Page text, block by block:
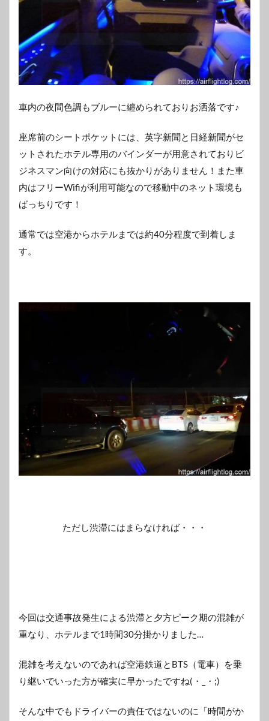
車内の夜間色調もブルーに纏められておりお洒落です♪
座席前のシートポケットには、英字新聞と日経新聞がセ
ットされたホテル専用のバインダーが用意されておりビ
ジネスマン向けの対応にも抜かりがありません！また車
内はフリーWifiが利用可能なので移動中のネット環境も
ばっちりです！
通常では空港からホテルまでは約40分程度で到着しま
す。
ただし渋滞にはまらなければ・・・
今回は交通事故発生による渋滞と夕方ピーク期の混雑が
重なり、ホテルまで1時間30分掛かりました…
混雑を考えないのであれば空港鉄道とBTS（電車）を乗
り継いでいった方が確実に早かったですね(・_・;)
そんな中でもドライバーの責任ではないのに「時間がか